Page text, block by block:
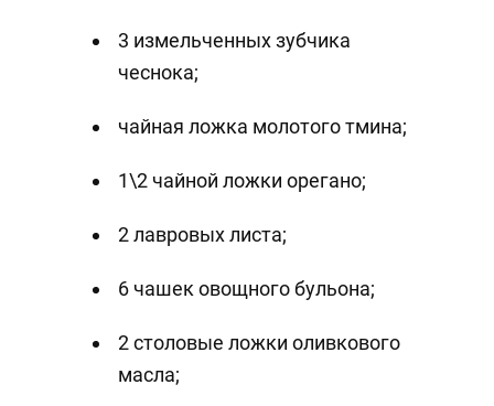
3 измельченных зубчика
чеснока;
чайная ложка молотого тмина;
1\2 чайной ложки орегано;
2 лавровых листа;
6 чашек овощного бульона;
2 столовые ложки оливкового
масла;